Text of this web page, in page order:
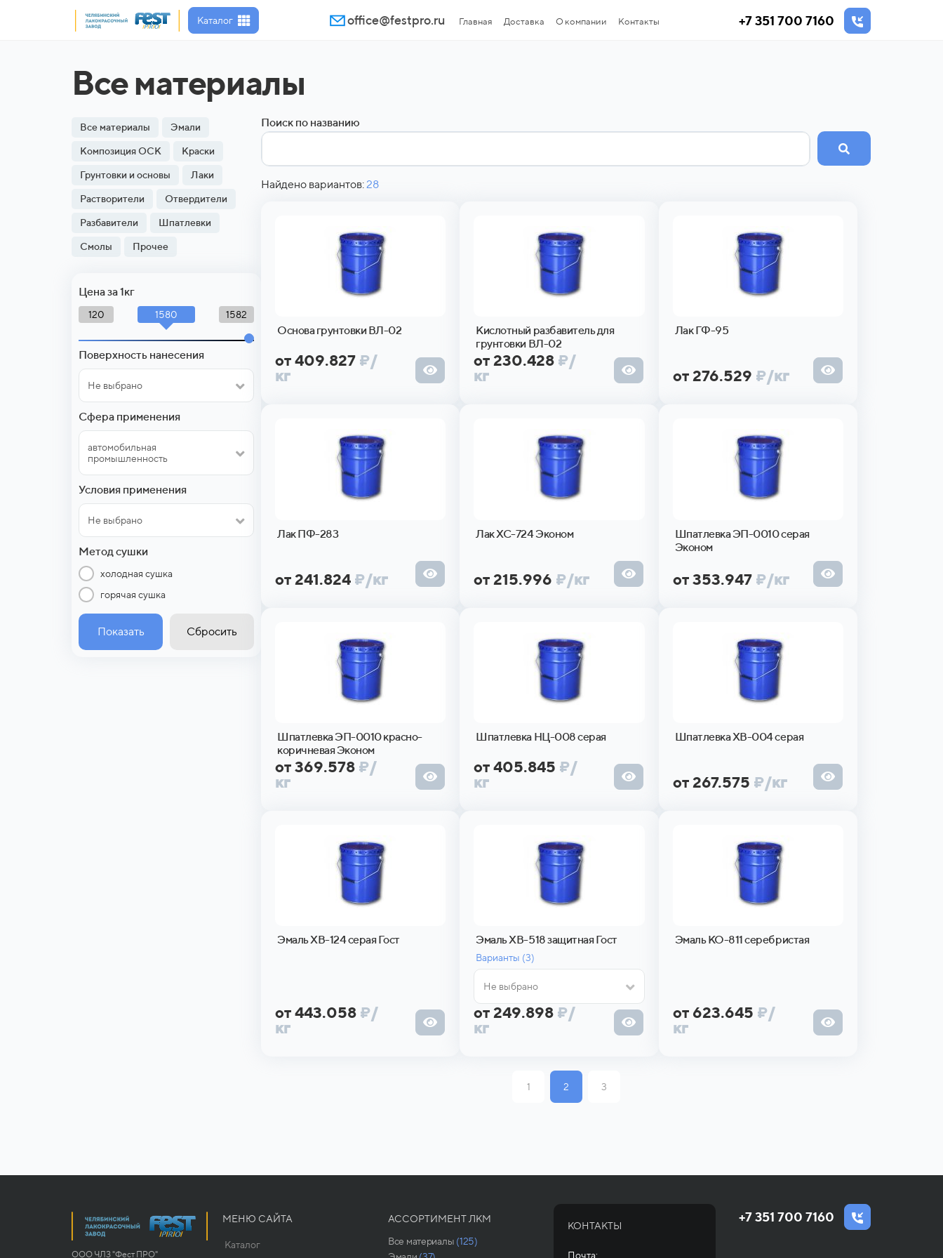
Каталог office@festpro.ru Главная Доставка О компании Контакты +7 351 700 7160
Все материалы
Все материалы Эмали
Композиция ОСК Краски
Грунтовки и основы Лаки
Растворители Отвердители
Разбавители Шпатлевки
Смолы Прочее
Цена за 1кг
120 1580 1582
Поверхность нанесения
Не выбрано
Сфера применения
автомобильная
промышленность
Условия применения
Не выбрано
Метод сушки
холодная сушка
горячая сушка
Показать Сбросить
Поиск по названию
Найдено вариантов: 28
Основа грунтовки ВЛ-02
от 409.827 ₽/
кг
Кислотный разбавитель для
грунтовки ВЛ-02
от 230.428 ₽/
кг
Лак ГФ-95
от 276.529 ₽/кг
Лак ПФ-283
от 241.824 ₽/кг
Лак ХС-724 Эконом
от 215.996 ₽/кг
Шпатлевка ЭП-0010 серая
Эконом
от 353.947 ₽/кг
Шпатлевка ЭП-0010 красно-
коричневая Эконом
от 369.578 ₽/
кг
Шпатлевка НЦ-008 серая
от 405.845 ₽/
кг
Шпатлевка ХВ-004 серая
от 267.575 ₽/кг
Эмаль ХВ-124 серая Гост
от 443.058 ₽/
кг
Эмаль ХВ-518 защитная Гост
Варианты (3)
Не выбрано
от 249.898 ₽/
кг
Эмаль КО-811 серебристая
от 623.645 ₽/
кг
1 2 3
ООО ЧЛЗ "Фест ПРО"
МЕНЮ САЙТА
Каталог
АССОРТИМЕНТ ЛКМ
Все материалы (125)
КОНТАКТЫ
Почта:
+7 351 700 7160